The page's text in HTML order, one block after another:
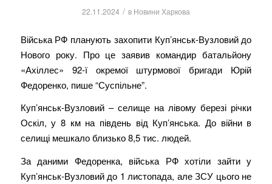
22.11.2024 / в Новини Харкова
Війська РФ планують захопити Куп’янськ-Вузловий до
Нового року. Про це заявив командир батальйону
«Ахіллес» 92-ї окремої штурмової бригади Юрій
Федоренко, пише “Суспільне”.
Куп’янськ-Вузловий – селище на лівому березі річки
Оскіл, у 8 км на південь від Куп’янська. До війни в
селищі мешкало близько 8,5 тис. людей.
За даними Федоренка, війська РФ хотіли зайти у
Куп’янськ-Вузловий до 1 листопада, але ЗСУ цього не